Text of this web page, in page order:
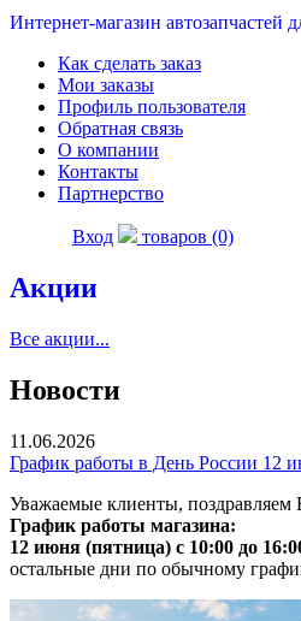
Интернет-магазин автозапчастей
Как сделать заказ
Мои заказы
Профиль пользователя
Обратная связь
О компании
Контакты
Партнерство
Вход товаров (0)
Акции
Все акции...
Новости
11.06.2026
График работы в День России 12
Уважаемые клиенты,
График работы магазина:
12 июня (пятница) с 10:00 до
остальные дни по обычному